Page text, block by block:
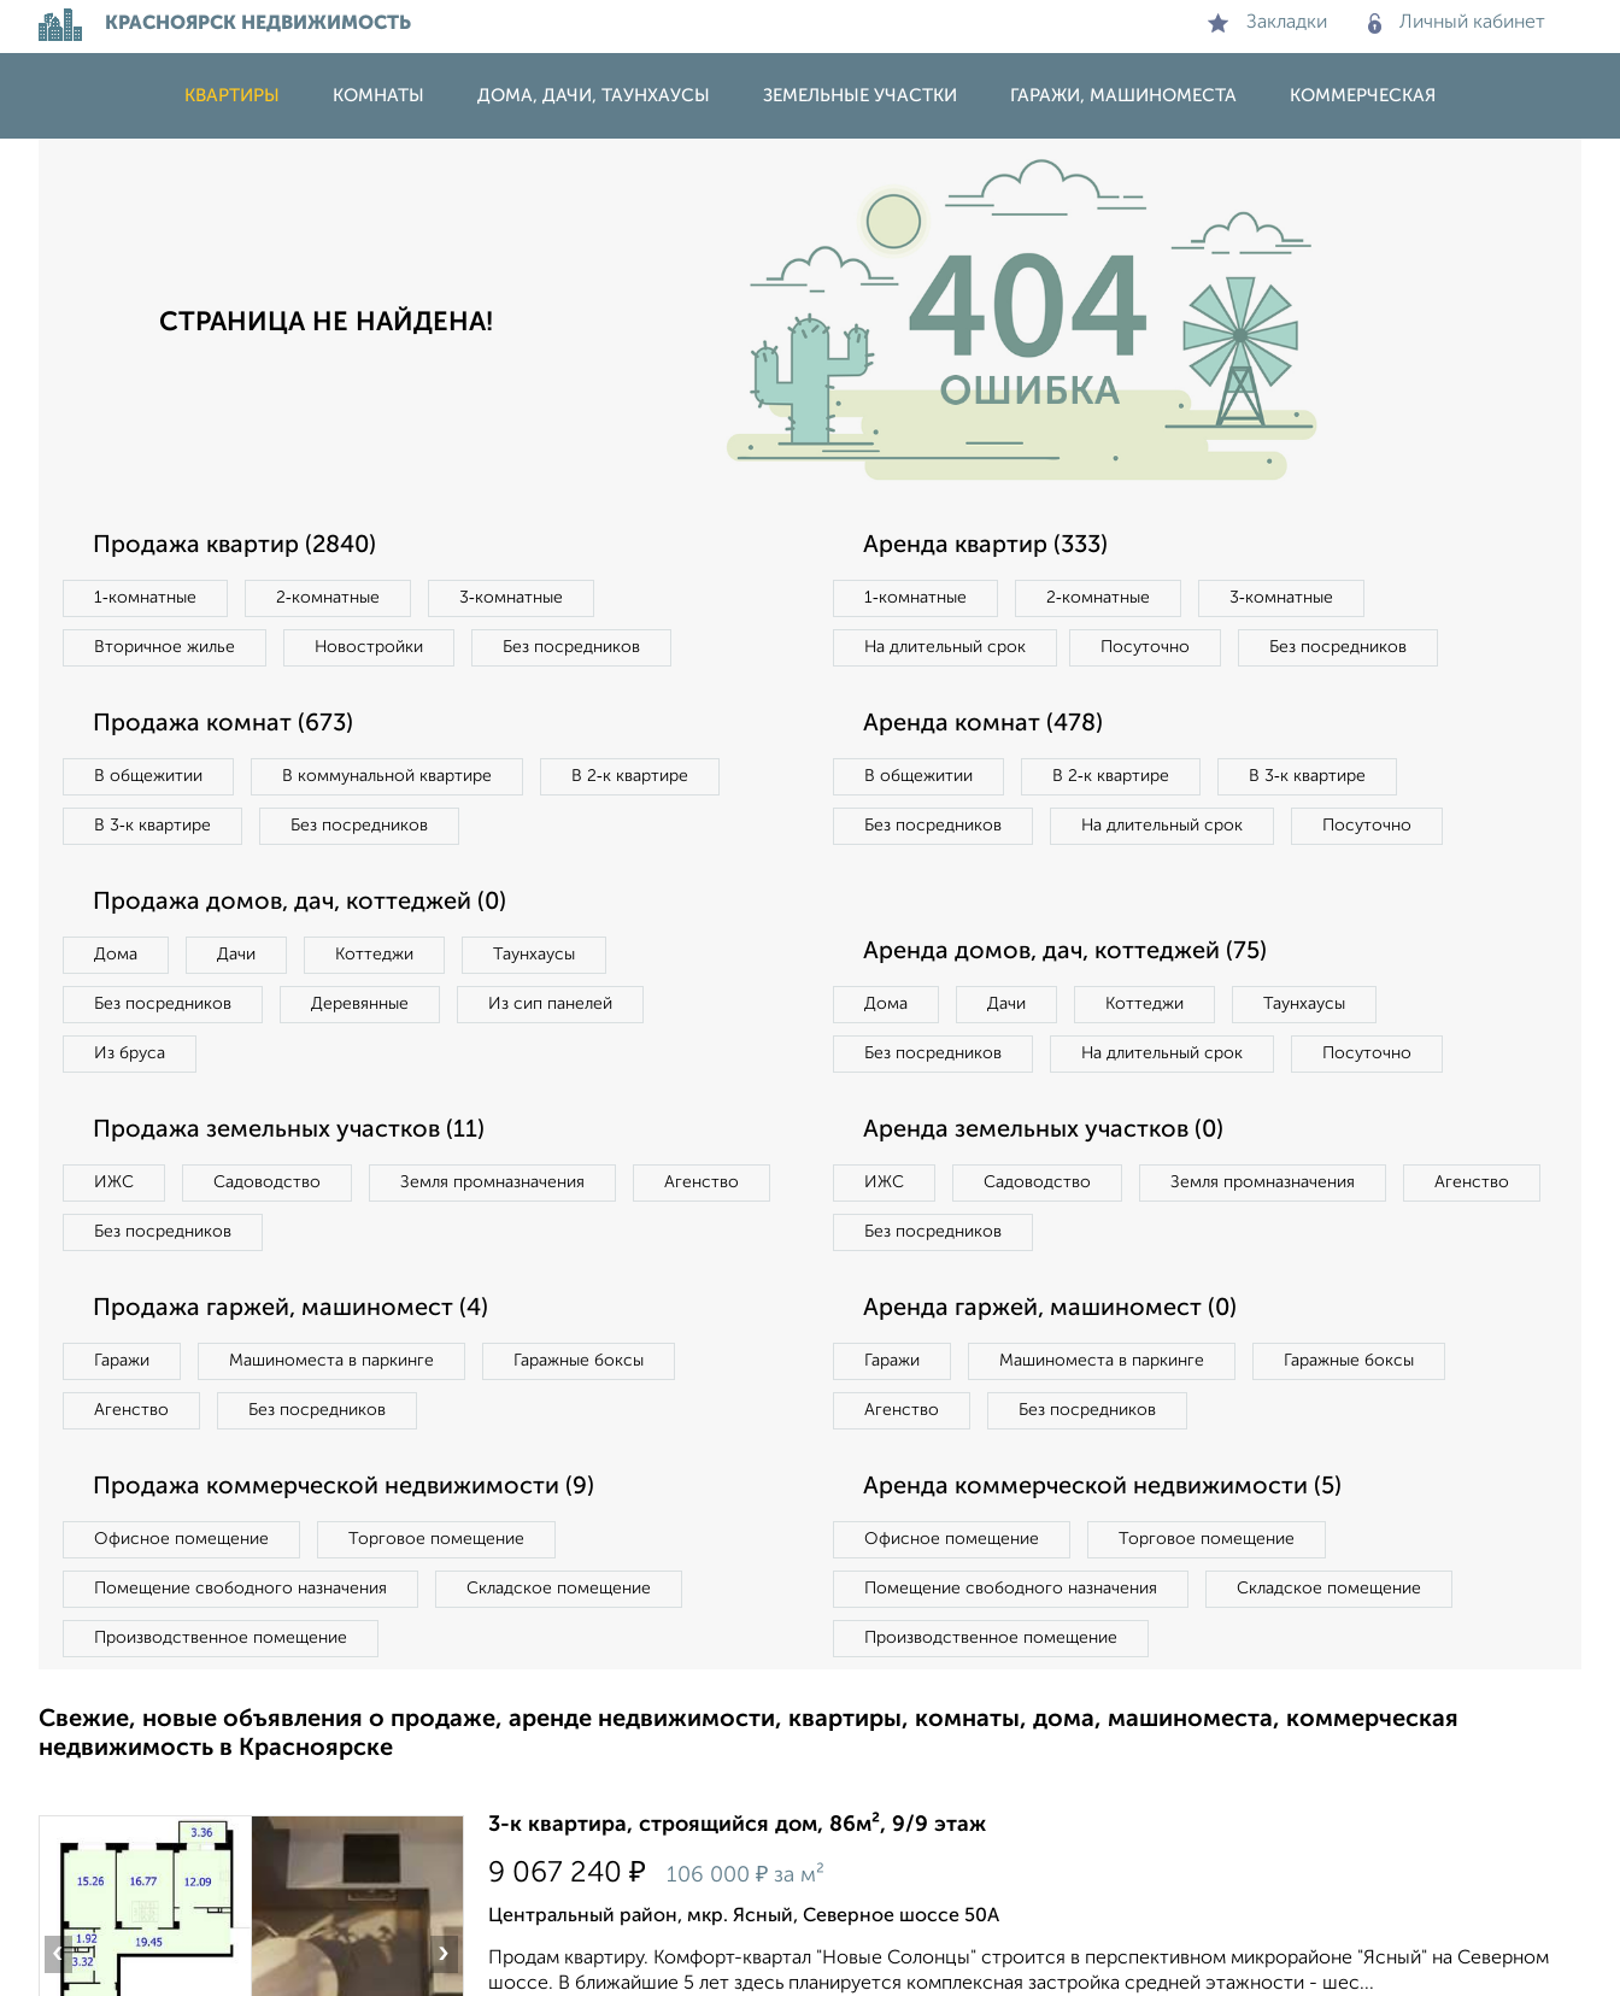
КРАСНОЯРСК НЕДВИЖИМОСТЬ Закладки Личный кабинет
КВАРТИРЫ КОМНАТЫ ДОМА, ДАЧИ, ТАУНХАУСЫ ЗЕМЕЛЬНЫЕ УЧАСТКИ ГАРАЖИ, МАШИНОМЕСТА КОММЕРЧЕСКАЯ
СТРАНИЦА НЕ НАЙДЕНА!
Продажа квартир (2840)
1‑комнатные 2‑комнатные 3‑комнатные
Вторичное жилье Новостройки Без посредников
Аренда квартир (333)
1‑комнатные 2‑комнатные 3‑комнатные
На длительный срок Посуточно Без посредников
Продажа комнат (673)
В общежитии В коммунальной квартире В 2‑к квартире
В 3‑к квартире Без посредников
Аренда комнат (478)
В общежитии В 2‑к квартире В 3‑к квартире
Без посредников На длительный срок Посуточно
Продажа домов, дач, коттеджей (0)
Дома Дачи Коттеджи Таунхаусы
Без посредников Деревянные Из сип панелей
Из бруса
Аренда домов, дач, коттеджей (75)
Дома Дачи Коттеджи Таунхаусы
Без посредников На длительный срок Посуточно
Продажа земельных участков (11)
ИЖС Садоводство Земля промназначения Агенство
Без посредников
Аренда земельных участков (0)
ИЖС Садоводство Земля промназначения Агенство
Без посредников
Продажа гаржей, машиномест (4)
Гаражи Машиноместа в паркинге Гаражные боксы
Агенство Без посредников
Аренда гаржей, машиномест (0)
Гаражи Машиноместа в паркинге Гаражные боксы
Агенство Без посредников
Продажа коммерческой недвижимости (9)
Офисное помещение Торговое помещение
Помещение свободного назначения Складское помещение
Производственное помещение
Аренда коммерческой недвижимости (5)
Офисное помещение Торговое помещение
Помещение свободного назначения Складское помещение
Производственное помещение
Свежие, новые объявления о продаже, аренде недвижимости, квартиры, комнаты, дома, машиноместа, коммерческая
недвижимость в Красноярске
‹ ›
3-к квартира, строящийся дом, 86м², 9/9 этаж
9 067 240 ₽ 106 000 ₽ за м²
Центральный район, мкр. Ясный, Северное шоссе 50А
Продам квартиру. Комфорт-квартал "Новые Солонцы" строится в перспективном микрорайоне "Ясный" на Северном
шоссе. В ближайшие 5 лет здесь планируется комплексная застройка средней этажности - шес...